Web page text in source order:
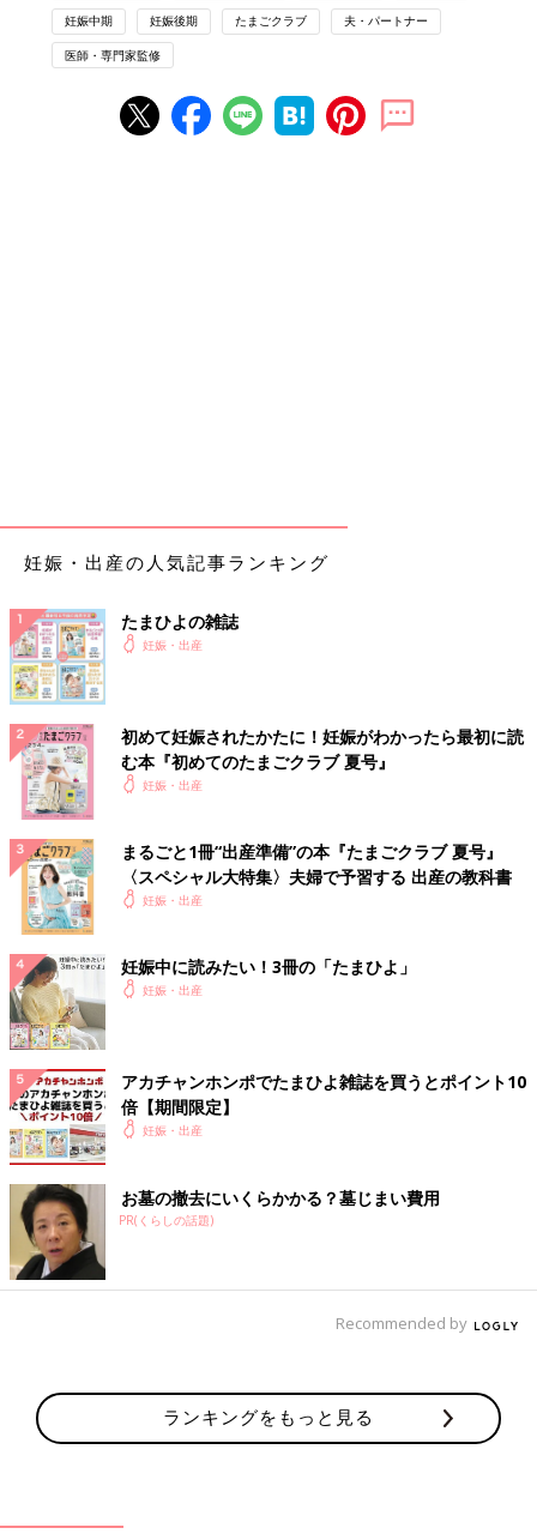
豆腐、アイス、スープ、ところてん、雑炊、おかゆなど水分を多
く含むものは、食道を通りやすく、おすすめ。あまりかまずに食
べた場合でものどに詰まりにくく、吐きやすいと考えられます。
そうめん、うどんなどめん類も水分を多く含み、食道を通りやす
いです。長いめんがのどに詰まらないようによくかんで食べまし
ょう。しょうゆなどで味つけされていると、吐いた後味がマシに
なるかも。
ど酸味のあるものは、吐くときに胃酸と相まって後味の悪さを感
じやすいことも。
●小さいもの、小分けにしやすいもの
小さめのおにぎり、一口サイズのゼリーなどは、比較的、のどや
食道を通りやすいです。
●粘りけがあるもの
納豆、オクラ、めかぶ、とろろなど粘りけのあるものも◎。水分
と一緒にとりましょう。何を食べても吐いてしまう場合は、すぐ
んで。
しょうがは、吐きけの軽減に効果的
しょうがの成分は弱った消化の働きを調整し、吐きけの軽減が期
待できます。おろししょうがティースプーン1杯程度を3日以上食
なるべくつらさを軽減するために、食べたあとや吐
妊娠中期 妊娠後期 たまごクラブ 夫・パートナー
医師・専門家監修
妊娠・出産の人気記事ランキング
たまひよの雑誌
妊娠・出産
初めて妊娠されたかたに！妊娠がわかったら最初に読
む本『初めてのたまごクラブ 夏号』
妊娠・出産
まるごと1冊“出産準備”の本『たまごクラブ 夏号』
〈スペシャル大特集〉夫婦で予習する 出産の教科書
妊娠・出産
妊娠中に読みたい！3冊の「たまひよ」
妊娠・出産
アカチャンホンポでたまひよ雑誌を買うとポイント10
倍【期間限定】
妊娠・出産
お墓の撤去にいくらかかる？墓じまい費用
PR(くらしの話題)
Recommended by
ランキングをもっと見る